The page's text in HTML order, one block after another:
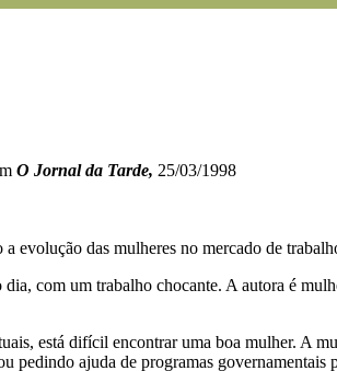
O Jornal da Tarde, 25/03/1998
a evolução das mulheres no mercado de
com um trabalho chocante. A autora é
está difícil encontrar uma boa mulher. A
pedindo ajuda de programas governamentais